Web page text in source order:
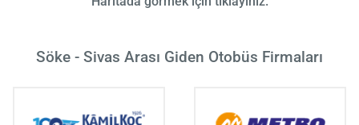
Söke - Sivas Arası Giden Otobüs Firmaları